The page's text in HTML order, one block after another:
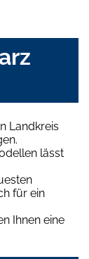
Landkreis
lässt
für ein
Ihnen eine